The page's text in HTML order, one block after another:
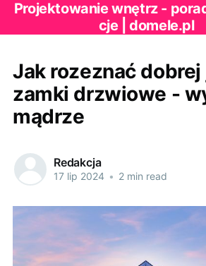
Projektowanie wnętrz -
cje | domele.pl
Jak rozeznać
zamki drzwiowe -
mądrze
Redakcja
17 lip 2024 • 2 min read